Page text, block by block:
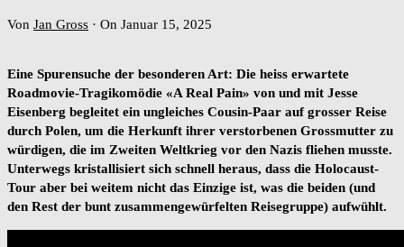
Von Jan Gross · On Januar 15, 2025
Eine Spurensuche der besonderen Art: Die heiss erwartete
Roadmovie-Tragikomödie «A Real Pain» von und mit Jesse
Eisenberg begleitet ein ungleiches Cousin-Paar auf grosser Reise
durch Polen, um die Herkunft ihrer verstorbenen Grossmutter zu
würdigen, die im Zweiten Weltkrieg vor den Nazis fliehen musste.
Unterwegs kristallisiert sich schnell heraus, dass die Holocaust-
Tour aber bei weitem nicht das Einzige ist, was die beiden (und
den Rest der bunt zusammengewürfelten Reisegruppe) aufwühlt.